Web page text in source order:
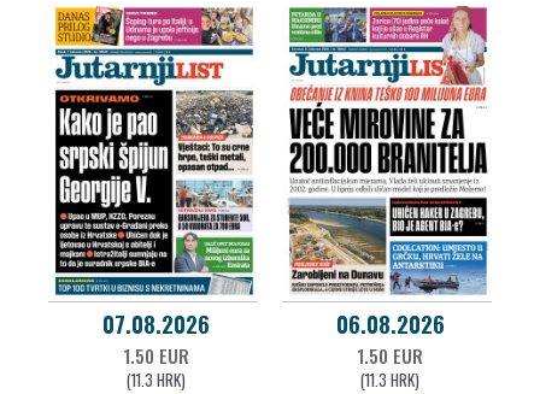
07.08.2026
1.50 EUR
(11.3 HRK)
06.08.2026
1.50 EUR
(11.3 HRK)